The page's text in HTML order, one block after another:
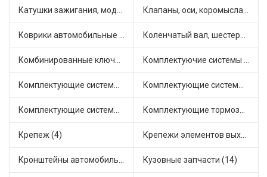
Катушки зажигания, модули зажигания (14) Клапаны, оси, коромысла (5)
Коврики автомобильные (3) Коленчатый вал, шестерни коленчатого вала (2)
Комбинированные ключи (1) Комплектуючие системы стеклоочистителя (5)
Комплектующие системы выпуска отработавших газов (11) Комплектующие системы отопления (14)
Комплектующие системы питания (11) Комплектующие тормозной системы (6)
Крепеж (4) Крепежи элементов выхлопной системы (4)
Кронштейны автомобильные (2) Кузовные запчасти (14)